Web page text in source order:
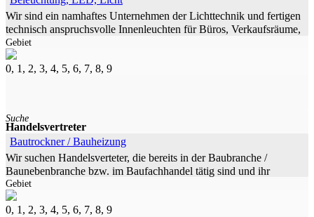
Wir sind ein namhaftes Unternehmen der Lichttechnik und fertigen
technisch anspruchsvolle Innenleuchten für Büros, Verkaufsräume,
Schulen, Sportstätten und technisch-architektonische
Gebiet
0, 1, 2, 3, 4, 5, 6, 7, 8, 9
Suche
Handelsvertreter
Bautrockner / Bauheizung
Wir suchen Handelsverteter, die bereits in der Baubranche /
Baunebenbranche bzw. im Baufachhandel tätig sind und ihr
Produktportfolio erweitern wollen. Wir bieten Qualitätsprodukte
eines europäischen
Gebiet
0, 1, 2, 3, 4, 5, 6, 7, 8, 9